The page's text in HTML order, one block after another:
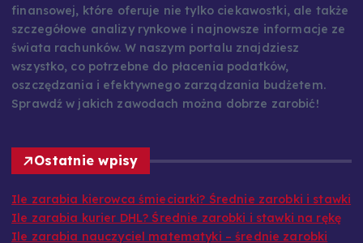
FinansoweInfo.pl to kompleksowe źródło wiedzy
finansowej, które oferuje nie tylko ciekawostki, ale także
szczegółowe analizy rynkowe i najnowsze informacje ze
świata rachunków. W naszym portalu znajdziesz
wszystko, co potrzebne do płacenia podatków,
oszczędzania i efektywnego zarządzania budżetem.
Ostatnie wpisy
Ile zarabia kierowca śmieciarki? Średnie zarobki i stawki
Ile zarabia kurier DHL? Średnie zarobki i stawki na rękę